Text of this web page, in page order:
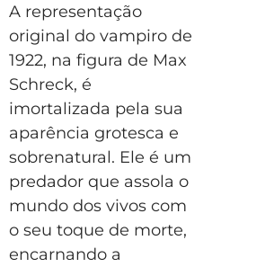
A representação
original do vampiro de
1922, na figura de Max
Schreck, é
imortalizada pela sua
aparência grotesca e
sobrenatural. Ele é um
predador que assola o
mundo dos vivos com
o seu toque de morte,
encarnando a